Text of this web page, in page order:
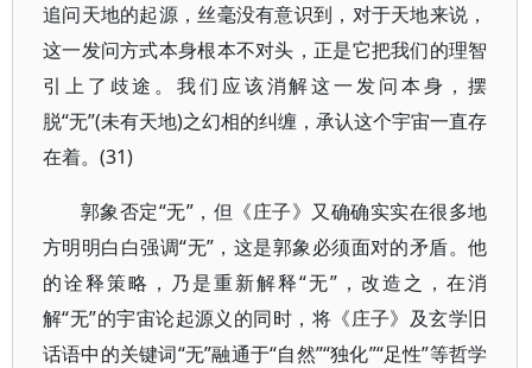
追问天地的起源，丝毫没有意识到，对于天地来说，
这一发问方式本身根本不对头，正是它把我们的理智
引上了歧途。我们应该消解这一发问本身，摆
脱“无”(未有天地)之幻相的纠缠，承认这个宇宙一直存
在着。(31)
郭象否定“无”，但《庄子》又确确实实在很多地
方明明白白强调“无”，这是郭象必须面对的矛盾。他
的诠释策略，乃是重新解释“无”，改造之，在消
解“无”的宇宙论起源义的同时，将《庄子》及玄学旧
话语中的关键词“无”融通于“自然”“独化”“足性”等哲学